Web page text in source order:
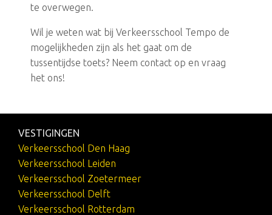
te overwegen.
Wil je weten wat bij Verkeersschool Tempo de
mogelijkheden zijn als het gaat om de
tussentijdse toets? Neem contact op en vraag
het ons!
VESTIGINGEN
Verkeersschool Den Haag
Verkeersschool Leiden
Verkeersschool Zoetermeer
Verkeersschool Delft
Verkeersschool Rotterdam